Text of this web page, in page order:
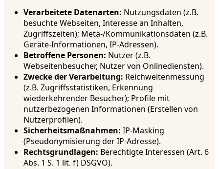
Verarbeitete Datenarten: Nutzungsdaten (z.B.
besuchte Webseiten, Interesse an Inhalten,
Zugriffszeiten); Meta-/Kommunikationsdaten (z.B.
Geräte-Informationen, IP-Adressen).
Betroffene Personen: Nutzer (z.B.
Webseitenbesucher, Nutzer von Onlinediensten).
Zwecke der Verarbeitung: Reichweitenmessung
(z.B. Zugriffsstatistiken, Erkennung
wiederkehrender Besucher); Profile mit
nutzerbezogenen Informationen (Erstellen von
Nutzerprofilen).
Sicherheitsmaßnahmen: IP-Masking
(Pseudonymisierung der IP-Adresse).
Rechtsgrundlagen: Berechtigte Interessen (Art. 6
Abs. 1 S. 1 lit. f) DSGVO).